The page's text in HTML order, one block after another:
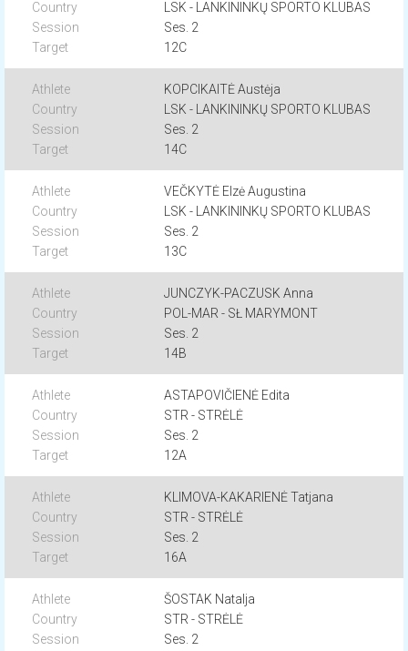
LSK - LANKININKŲ SPORTO KLUBAS
Ses. 2
12C
KOPCIKAITĖ Austėja
LSK - LANKININKŲ SPORTO KLUBAS
Ses. 2
14C
VEČKYTĖ Elzė Augustina
LSK - LANKININKŲ SPORTO KLUBAS
Ses. 2
13C
JUNCZYK-PACZUSK Anna
POL-MAR - SŁ MARYMONT
Ses. 2
14B
ASTAPOVIČIENĖ Edita
STR - STRĖLĖ
Ses. 2
12A
KLIMOVA-KAKARIENĖ Tatjana
STR - STRĖLĖ
Ses. 2
16A
ŠOSTAK Natalja
STR - STRĖLĖ
Ses. 2